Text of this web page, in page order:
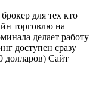
для тех кто
торговлю на
делает работу
доступен сразу
долларов) Сайт